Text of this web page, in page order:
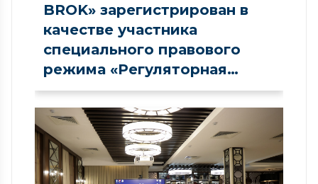
BROK» зарегистрирован в
качестве участника
специального правового
режима «Регуляторная
песочница» в сфере рынка
капитала